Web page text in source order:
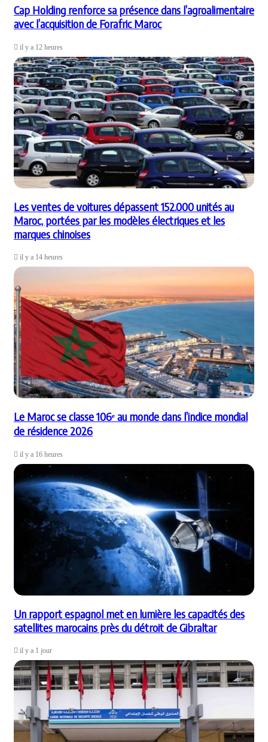
Cap Holding renforce sa présence dans l’agroalimentaire
avec l’acquisition de Forafric Maroc
il y a 12 heures
Les ventes de voitures dépassent 152.000 unités au
Maroc, portées par les modèles électriques et les
marques chinoises
il y a 14 heures
Le Maroc se classe 106ᵉ au monde dans l’indice mondial
de résidence 2026
il y a 16 heures
Un rapport espagnol met en lumière les capacités des
satellites marocains près du détroit de Gibraltar
il y a 1 jour